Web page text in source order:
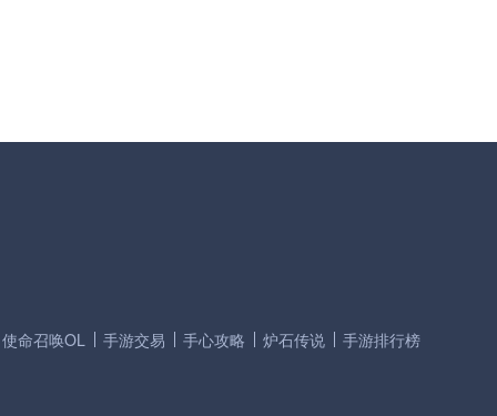
使命召唤OL 手游交易 手心攻略 炉石传说 手游排行榜